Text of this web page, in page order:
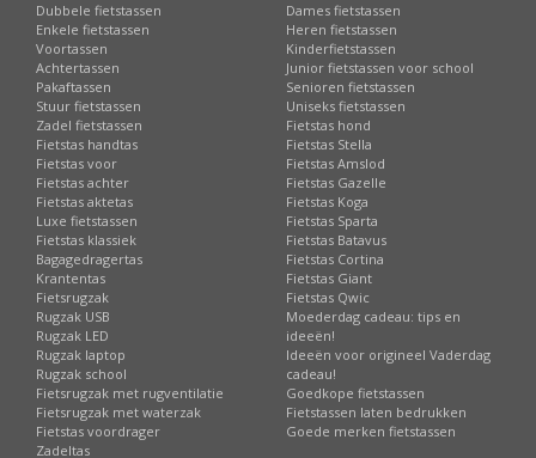
Dubbele fietstassen
Enkele fietstassen
Voortassen
Achtertassen
Pakaftassen
Stuur fietstassen
Zadel fietstassen
Fietstas handtas
Fietstas voor
Fietstas achter
Fietstas aktetas
Luxe fietstassen
Fietstas klassiek
Bagagedragertas
Krantentas
Fietsrugzak
Rugzak USB
Rugzak LED
Rugzak laptop
Rugzak school
Fietsrugzak met rugventilatie
Fietsrugzak met waterzak
Fietstas voordrager
Zadeltas
Dames fietstassen
Heren fietstassen
Kinderfietstassen
Junior fietstassen voor school
Senioren fietstassen
Uniseks fietstassen
Fietstas hond
Fietstas Stella
Fietstas Amslod
Fietstas Gazelle
Fietstas Koga
Fietstas Sparta
Fietstas Batavus
Fietstas Cortina
Fietstas Giant
Fietstas Qwic
Moederdag cadeau: tips en
ideeën!
Ideeën voor origineel Vaderdag
cadeau!
Goedkope fietstassen
Fietstassen laten bedrukken
Goede merken fietstassen